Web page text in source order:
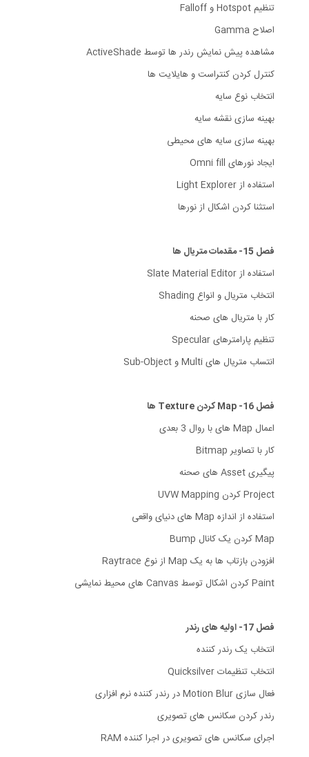
تنظیم Hotspot و Falloff
اصلاح Gamma
مشاهده پیش نمایش رندر ها توسط ActiveShade
کنترل کردن کنتراست و هایلایت ها
انتخاب نوع سایه
بهینه سازی نقشه سایه
بهینه سازی سایه های محیطی
ایجاد نورهای Omni fill
استفاده از Light Explorer
استثنا کردن اشکال از نورها
فصل 15- مقدمات متریال ها
استفاده از Slate Material Editor
انتخاب متریال و انواع Shading
کار با متریال های صحنه
تنظیم پارامترهای Specular
انتساب متریال های Multi و Sub-Object
فصل 16- Map کردن Texture ها
اعمال Map های با روال 3 بعدی
کار با تصاویر Bitmap
پیگیری Asset های صحنه
Project کردن UVW Mapping
استفاده از اندازه Map های دنیای واقعی
Map کردن یک کانال Bump
افزودن بازتاب ها به یک Map از نوع Raytrace
Paint کردن اشکال توسط Canvas های محیط نمایشی
فصل 17- اولیه های رندر
انتخاب یک رندر کننده
انتخاب تنظیمات Quicksilver
فعال سازی Motion Blur در رندر کننده نرم افزاری
رندر کردن سکانس های تصویری
اجرای سکانس های تصویری در اجرا کننده RAM